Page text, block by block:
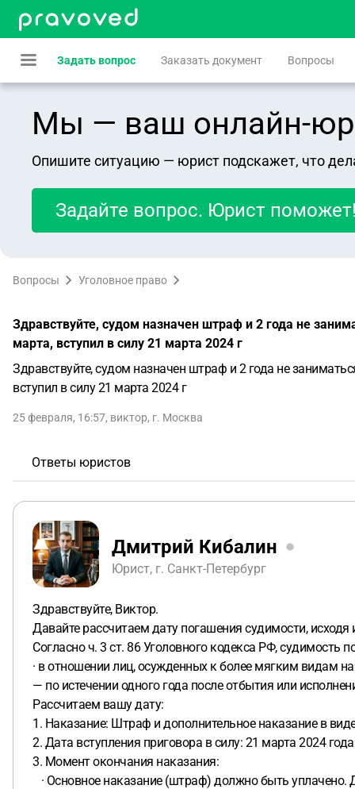
Задать вопрос Заказать документ Вопросы
Мы — ваш онлайн-
Опишите ситуацию — юрист подскажет, что
Задайте вопрос. Юрист поможет!
Вопросы Уголовное право
Здравствуйте, судом назначен штраф и 2 года не
марта, вступил в силу 21 марта 2024 г
Здравствуйте, судом назначен штраф и 2 года не
вступил в силу 21 марта 2024 г
25 февраля, 16:57, виктор, г. Москва
Ответы юристов
Дмитрий Кибалин
Юрист, г. Санкт-Петербург
Здравствуйте, Виктор.
Давайте рассчитаем дату погашения судимости,
Согласно ч. 3 ст. 86 Уголовного кодекса РФ, судимость
· в отношении лиц, осужденных к более мягким видам
— по истечении одного года после отбытия или
Рассчитаем вашу дату:
1. Наказание: Штраф и дополнительное наказание в
2. Дата вступления приговора в силу: 21 марта 2024
3. Момент окончания наказания:
· Основное наказание (штраф) должно быть уплачено.